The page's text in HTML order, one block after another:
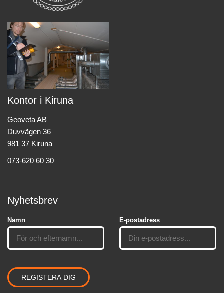
Kontor i Kiruna
Geoveta AB
Duvvägen 36
981 37 Kiruna
073-620 60 30
Nyhetsbrev
Namn E-postadress